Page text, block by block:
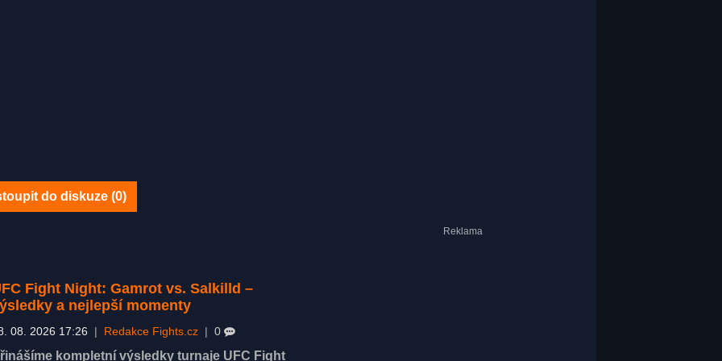
do diskuze (0)
Fight Night: Gamrot vs. Salkilld –
a nejlepší momenty
08. 2026 17:26 | Redakce Fights.cz | 0
kompletní výsledky turnaje UFC Fight